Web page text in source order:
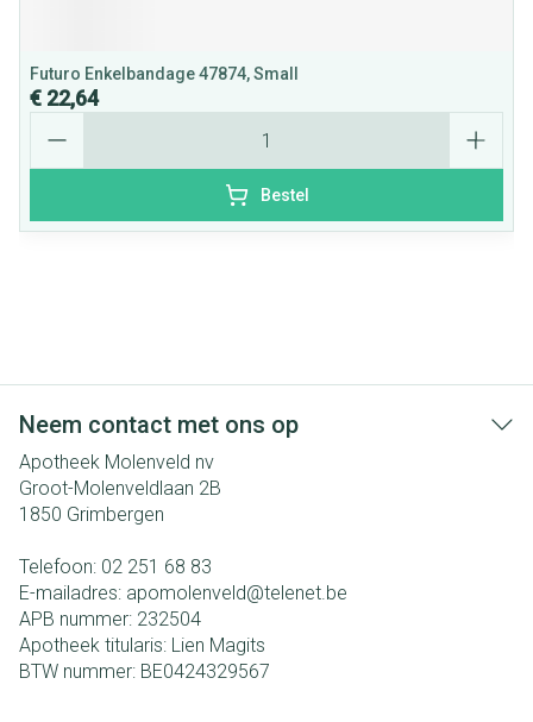
Futuro Enkelbandage 47874, Small
€ 22,64
Bestel
Neem contact met ons op
Apotheek Molenveld nv
Groot-Molenveldlaan 2B
1850 Grimbergen
Telefoon: 02 251 68 83
E-mailadres: apomolenveld@telenet.be
APB nummer: 232504
Apotheek titularis: Lien Magits
BTW nummer: BE0424329567